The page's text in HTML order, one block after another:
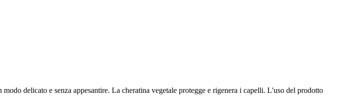
delicato e senza appesantire. La cheratina vegetale protegge e rigenera i capelli. L'uso del prodotto